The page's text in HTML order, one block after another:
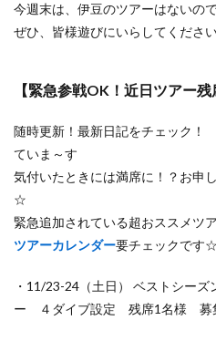
今週末は、伊豆のツアーはないの
ぜひ、皆様遊びにいらしてくださ
【緊急参戦OK！近日ツアー残
随時更新！最新日記をチェック！
ていま～す
気付いたときには満席に！？お申
☆
緊急追加されている超おススメツ
ツアーカレンダー要チェックです☆
・11/23-24（土日） ベストシー
ー ４ダイブ設定 残席1名様 募